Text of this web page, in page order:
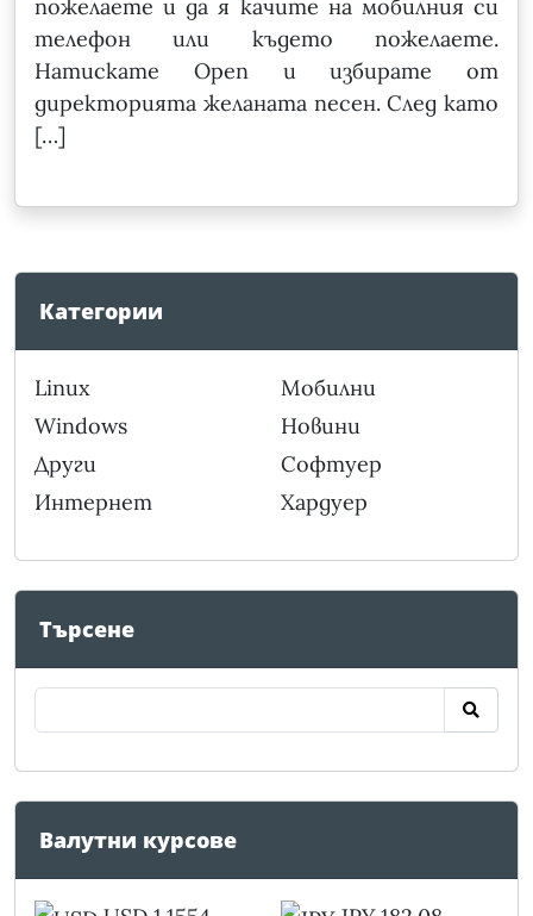
пожелаете и да я качите на мобилния си
телефон или където пожелаете.
Натискате Open и избирате от
директорията желаната песен. След като
[…]
Категории
Linux
Windows
Други
Интернет
Мобилни
Новини
Софтуер
Хардуер
Търсене
Валутни курсове